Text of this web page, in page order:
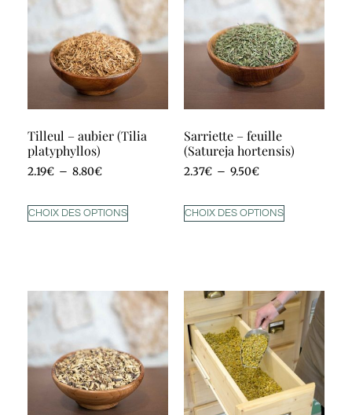
Tilleul – aubier (Tilia
platyphyllos)
2.19€ – 8.80€
CHOIX DES OPTIONS
Sarriette – feuille
(Satureja hortensis)
2.37€ – 9.50€
CHOIX DES OPTIONS